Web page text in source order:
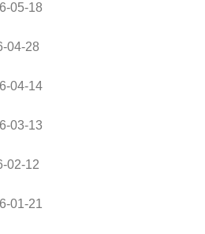
05-18
04-28
04-14
03-13
02-12
01-21